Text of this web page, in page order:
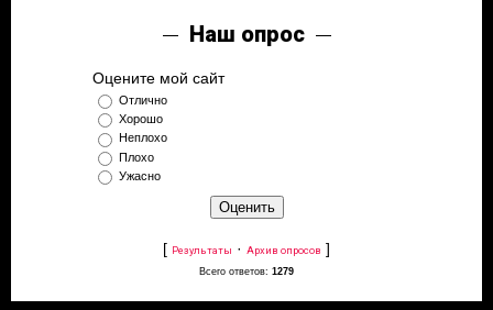
Наш опрос
Оцените мой сайт
Отлично
Хорошо
Неплохо
Плохо
Ужасно
[ Результаты · Архив опросов ]
Всего ответов: 1279